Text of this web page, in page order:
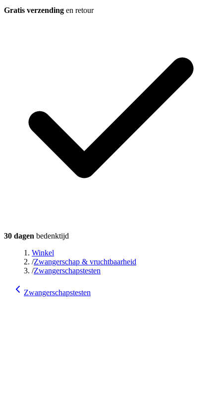
Gratis verzending en retour
30 dagen bedenktijd
Winkel
/Zwangerschap & vruchtbaarheid
/Zwangerschapstesten
Zwangerschapstesten